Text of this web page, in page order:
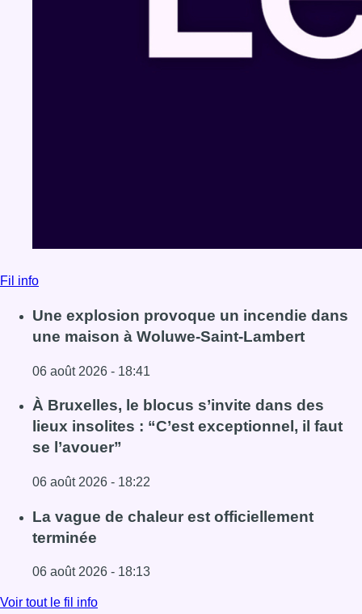
Fil info
Une explosion provoque un incendie dans
une maison à Woluwe-Saint-Lambert
06 août 2026 - 18:41
Lire l'article Une explosion provoque un incendie dans
À Bruxelles, le blocus s’invite dans des
lieux insolites : “C’est exceptionnel, il faut
se l’avouer”
06 août 2026 - 18:22
Lire l'article À Bruxelles, le blocus s’invite dans des lieux
La vague de chaleur est officiellement
terminée
06 août 2026 - 18:13
Lire l'article La vague de chaleur est officiellement
Voir tout le fil info